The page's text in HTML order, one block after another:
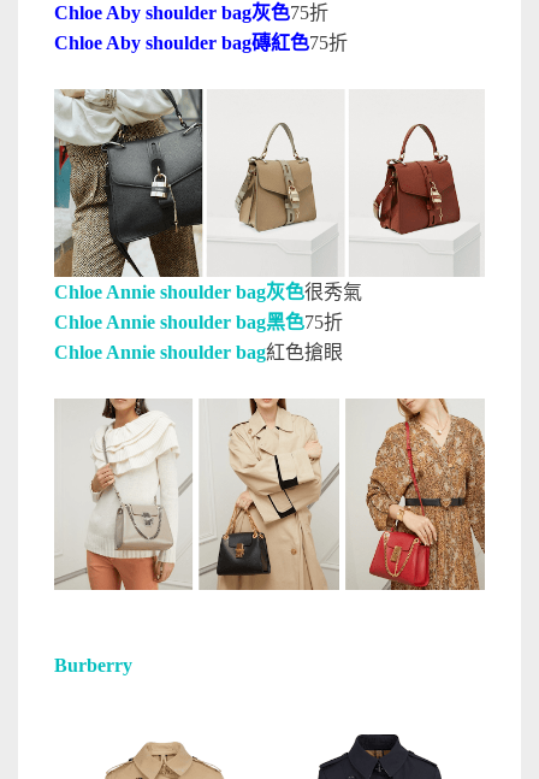
Chloe Aby shoulder bag灰色75折
Chloe Aby shoulder bag磚紅色75折
Chloe Annie shoulder bag灰色很秀氣
Chloe Annie shoulder bag黑色75折
Chloe Annie shoulder bag紅色搶眼
Burberry